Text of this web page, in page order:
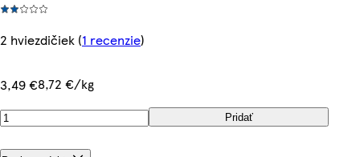
2 hviezdičiek (1 recenzie)
3,49 €8,72 €/kg
Pridať